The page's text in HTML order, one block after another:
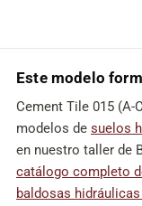
Este modelo
Cement Tile 015 (A-
modelos de suelos
en nuestro taller de
catálogo completo
baldosas